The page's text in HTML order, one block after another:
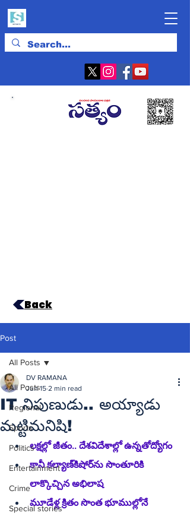
Back
Post
All Posts
Regional
Sports
Politics
Entertainment
Crime
Special stories
All Posts
IT నిపుణుడు.. అయ్యాడు
మట్టిమనిషి!
DV RAMANA
Jun 15 2 min read
లక్షల్లో జీతం.. దేశవిదేశాల్లో ఉన్నతోద్యోగం
కానీ కల్యాణ్‌కిషోర్‌ను సొంతూరికి
లాక్కొచ్చిన అభిలాష
మూడేళ్ల క్రితం సొంత భూముల్లోనే